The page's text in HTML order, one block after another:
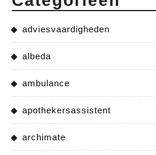
adviesvaardigheden
albeda
ambulance
apothekersassistent
archimate